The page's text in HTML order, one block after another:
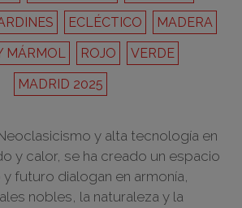
ECLÉCTICO
MADERA
MÁRMOL
ROJO
VERDE
MADRID 2025
y alta tecnología en
y calor, se ha creado un espacio
futuro dialogan en armonía,
nobles, la naturaleza y la